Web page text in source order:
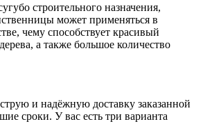
строительного назначения,
может применяться в
чему способствует красивый
а также большое количество
и надёжную доставку заказанной
сроки. У вас есть три варианта